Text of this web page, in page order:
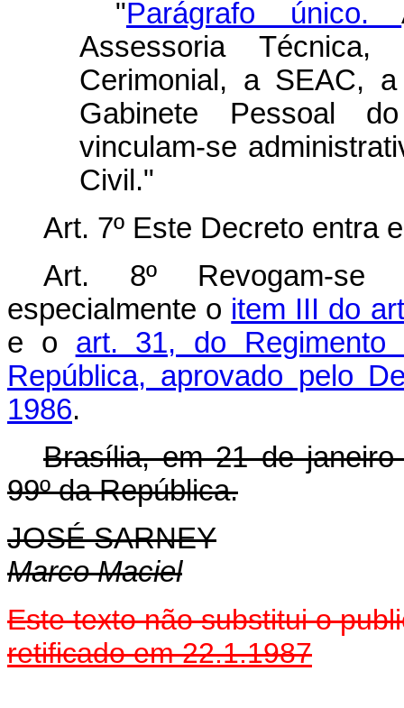
"Parágrafo único.
Assessoria
Cerimonial, a SEAC,
Gabinete Pessoal
vinculam-se
Civil."
Art. 7º Este Decreto entra
Art. 8º Revogam-se
especialmente o item III do
e o art. 31, do Regimento
República, aprovado pelo
1986.
Brasília, em 21 de
99º da República.
JOSÉ SARNEY
Marco Maciel
Este texto não substitui o
retificado em 22.1.1987